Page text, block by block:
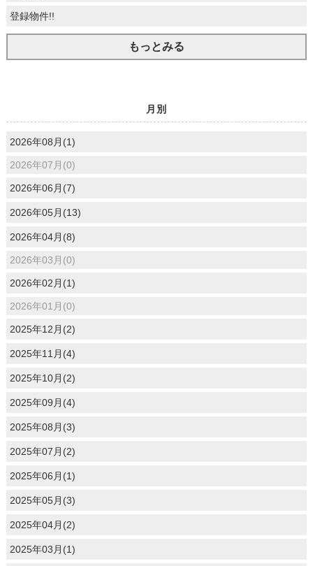
登録物件!!
もっとみる
月別
2026年08月(1)
2026年07月(0)
2026年06月(7)
2026年05月(13)
2026年04月(8)
2026年03月(0)
2026年02月(1)
2026年01月(0)
2025年12月(2)
2025年11月(4)
2025年10月(2)
2025年09月(4)
2025年08月(3)
2025年07月(2)
2025年06月(1)
2025年05月(3)
2025年04月(2)
2025年03月(1)